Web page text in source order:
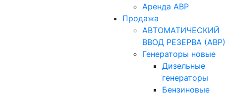
Аренда АВР
Продажа
АВТОМАТИЧЕСКИЙ
ВВОД РЕЗЕРВА (АВР)
Генераторы новые
Дизельные
генераторы
Бензиновые